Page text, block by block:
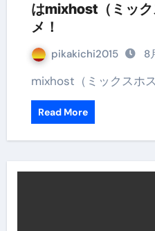
はmixhost（ミッ
メ！
pikakichi2015 8
mixhost（ミックスホ
Read More